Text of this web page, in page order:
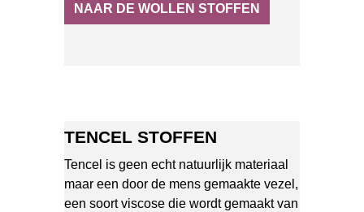
NAAR DE WOLLEN STOFFEN
TENCEL STOFFEN
Tencel is geen echt natuurlijk materiaal
maar een door de mens gemaakte vezel,
een soort viscose die wordt gemaakt van